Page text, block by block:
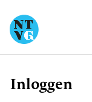
Kruimelpad
Inloggen